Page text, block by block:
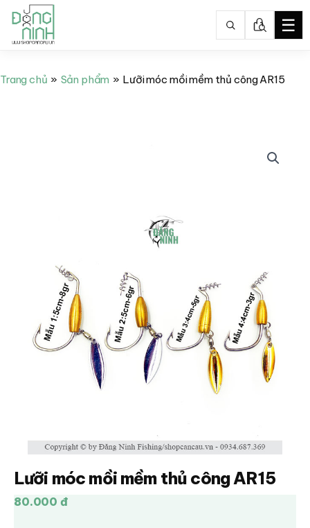
tới
☰
Trang chủ Sản phẩm Lưỡi móc mồi mềm thủ công AR15
Lưỡi móc mồi mềm thủ công AR15
80.000 đ